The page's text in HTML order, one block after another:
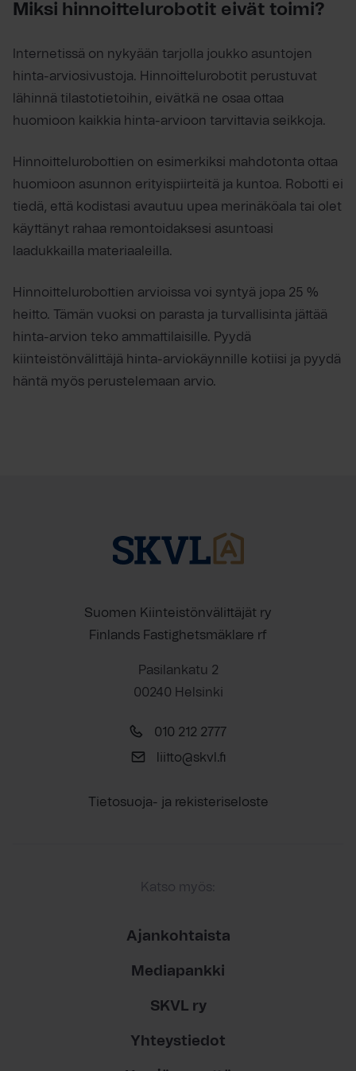
Miksi hinnoittelurobotit eivät toimi?
Internetissä on nykyään tarjolla joukko asuntojen
hinta-arviosivustoja. Hinnoittelurobotit perustuvat
lähinnä tilastotietoihin, eivätkä ne osaa ottaa
huomioon kaikkia hinta-arvioon tarvittavia seikkoja.
Hinnoittelurobottien on esimerkiksi mahdotonta ottaa
huomioon asunnon erityispiirteitä ja kuntoa. Robotti ei
tiedä, että kodistasi avautuu upea merinäköala tai olet
käyttänyt rahaa remontoidaksesi asuntoasi
laadukkailla materiaaleilla.
Hinnoittelurobottien arvioissa voi syntyä jopa 25 %
heitto. Tämän vuoksi on parasta ja turvallisinta jättää
hinta-arvion teko ammattilaisille. Pyydä
kiinteistönvälittäjä hinta-arviokäynnille kotiisi ja pyydä
häntä myös perustelemaan arvio.
Suomen Kiinteistönvälittäjät ry
Finlands Fastighetsmäklare rf
Pasilankatu 2
00240 Helsinki
010 212 2777
liitto@skvl.fi
Tietosuoja- ja rekisteriseloste
Katso myös:
Ajankohtaista
Mediapankki
SKVL ry
Yhteystiedot